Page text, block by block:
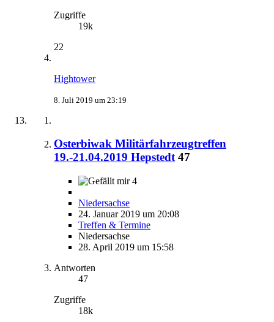
Zugriffe
19k
22
Hightower
8. Juli 2019 um 23:19
Osterbiwak Militärfahrzeugtreffen
19.-21.04.2019 Hepstedt 47
4
Niedersachse
24. Januar 2019 um 20:08
Treffen & Termine
Niedersachse
28. April 2019 um 15:58
Antworten
47
Zugriffe
18k